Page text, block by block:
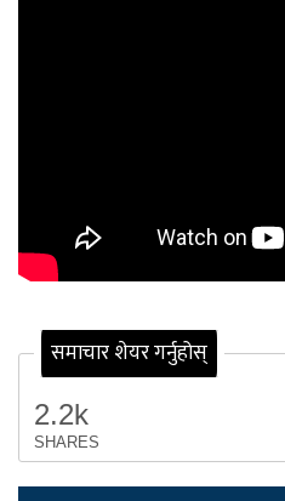
समाचार शेयर गर्नुहोस्
2.2k
SHARES